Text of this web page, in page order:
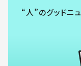
“人”のグッドニ